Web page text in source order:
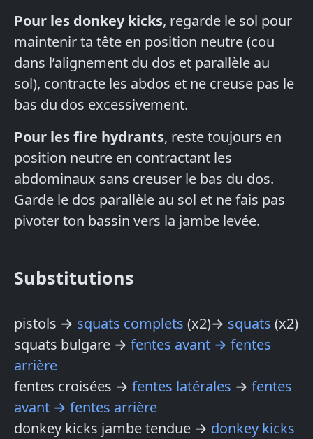
Pour les donkey kicks, regarde le sol pour
maintenir ta tête en position neutre (cou
dans l’alignement du dos et parallèle au
sol), contracte les abdos et ne creuse pas le
bas du dos excessivement.
Pour les fire hydrants, reste toujours en
position neutre en contractant les
abdominaux sans creuser le bas du dos.
Garde le dos parallèle au sol et ne fais pas
pivoter ton bassin vers la jambe levée.
Substitutions
pistols → squats complets (x2)→ squats (x2)
squats bulgare → fentes avant → fentes
arrière
fentes croisées → fentes latérales → fentes
avant → fentes arrière
donkey kicks jambe tendue → donkey kicks